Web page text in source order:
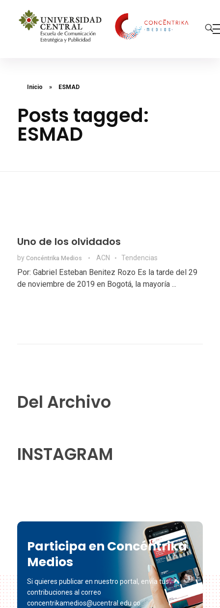
Inicio » ESMAD
Posts tagged:
ESMAD
Uno de los olvidados
by Concéntrika Medios ACN Tendencias
Por: Gabriel Esteban Benitez Rozo Es la tarde del 29
de noviembre de 2019 en Bogotá, la mayoría ...
Del Archivo
INSTAGRAM
Participa en Concéntrika
Medios
Si quieres publicar en nuestro portal, envía tus
contribuciones al correo
concentrikamedios@ucentral.edu.co